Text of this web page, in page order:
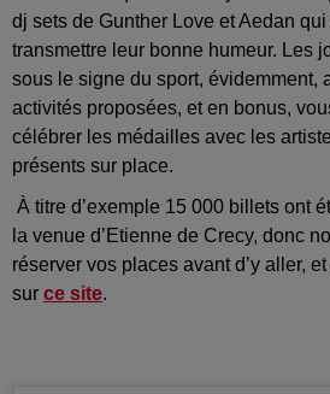
dj sets de Gunther Love et Aedan
transmettre leur bonne humeur. Les
sous le signe du sport, évidemment,
activités proposées, et en bonus,
célébrer les médailles avec les
présents sur place.
À titre d’exemple 15 000 billets ont
la venue d’Etienne de Crecy, donc
réserver vos places avant d’y aller,
sur ce site.